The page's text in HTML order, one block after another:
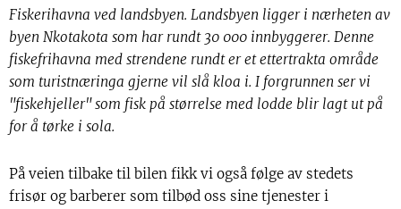
Fiskerihavna ved landsbyen. Landsbyen ligger i nærheten av
byen Nkotakota som har rundt 30 000 innbyggerer. Denne
fiskefrihavna med strendene rundt er et ettertrakta område
som turistnæringa gjerne vil slå kloa i. I forgrunnen ser vi
"fiskehjeller" som fisk på størrelse med lodde blir lagt ut på
for å tørke i sola.
På veien tilbake til bilen fikk vi også følge av stedets
frisør og barberer som tilbød oss sine tjenester i